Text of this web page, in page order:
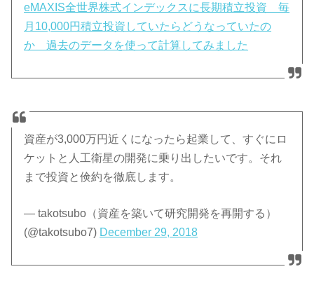
eMAXIS全世界株式インデックスに長期積立投資 毎
月10,000円積立投資していたらどうなっていたの
か 過去のデータを使って計算してみました
資産が3,000万円近くになったら起業して、すぐにロ
ケットと人工衛星の開発に乗り出したいです。それ
まで投資と倹約を徹底します。
— takotsubo（資産を築いて研究開発を再開する）
(@takotsubo7) December 29, 2018